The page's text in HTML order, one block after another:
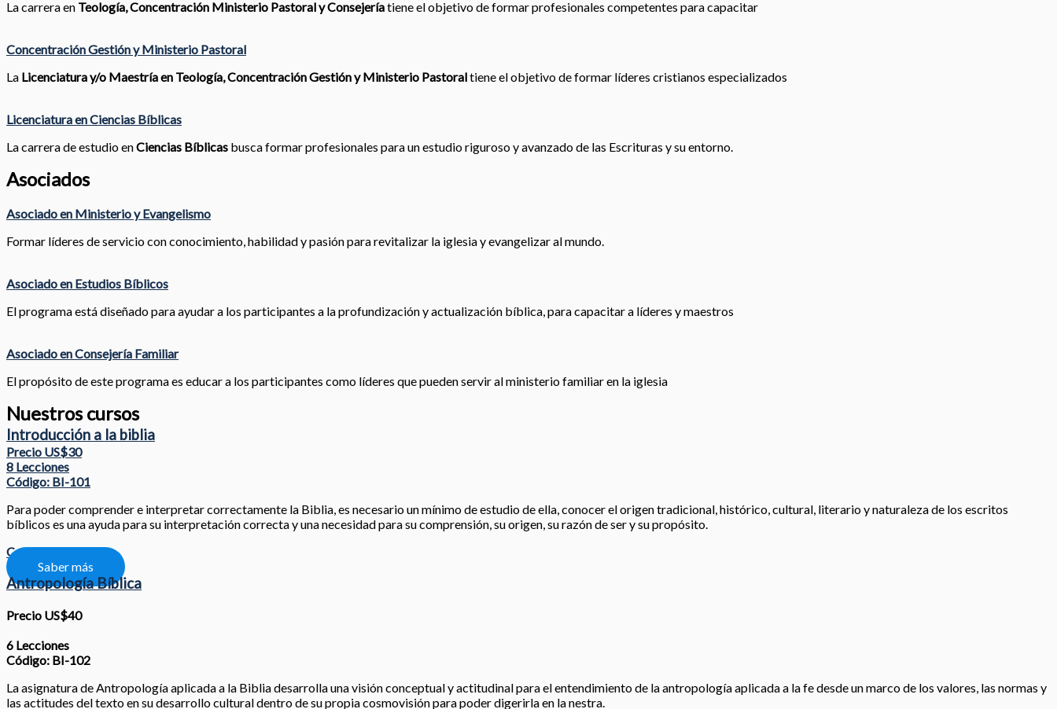
La carrera en Teología, Concentración Ministerio Pastoral y Consejeríatiene el objetivo de formar profesionales competentes para capacitar
Concentración Gestión y Ministerio Pastoral
La Licenciatura y/o Maestría en Teología, Concentración Gestión y Ministerio Pastoraltiene el objetivo de formar líderes cristianos especializados
Licenciatura en Ciencias Bíblicas
La carrera de estudio enCiencias Bíblicas busca formar profesionales para un estudio riguroso y avanzado de las Escrituras y su entorno.
Asociados
Asociado en Ministerio y Evangelismo
Formar líderes de servicio con conocimiento, habilidad y pasión para revitalizar la iglesia y evangelizar al mundo.
Asociado en Estudios Bíblicos
El programa está diseñado para ayudar a los participantes a la profundización y actualización bíblica, para capacitar a líderes y maestros
Asociado en Consejería Familiar
El propósito de este programa es educar a los participantes como líderes que pueden servir al ministerio familiar en la iglesia
Nuestros cursos
Introducción a la biblia
Precio US$30
8 Lecciones
Código: BI-101
Para poder comprender e interpretar correctamente la Biblia, es necesario un mínimo de estudio de ella, conocer el origen tradicional, histórico, cultural, literario y naturaleza de los escritos
bíblicos es una ayuda para su interpretación correcta y una necesidad para su comprensión, su origen, su razón de ser y su propósito.
Compartir
Saber más
Antropología Bíblica
Precio US$40
6 Lecciones
Código: BI-102
La asignatura de Antropología aplicada a la Biblia desarrolla una visión conceptual y actitudinal para el entendimiento de la antropología aplicada a la fe desde un marco de los valores, las normas y
las actitudes del texto en su desarrollo cultural dentro de su propia cosmovisión para poder digerirla en la nestra.